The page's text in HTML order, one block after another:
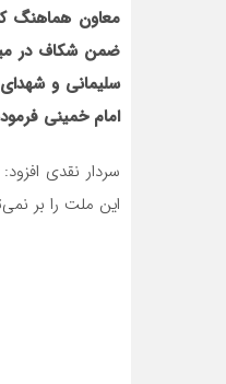
معاون هماهنگ
ضمن شکاف در
سلیمانی و
امام خمینی
سردار نقدی
این ملت را بر